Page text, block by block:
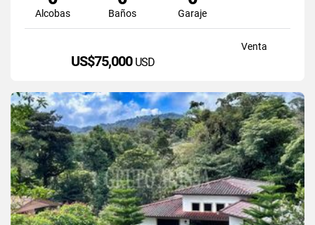
Alcobas Baños Garaje
Venta
US$75,000 USD